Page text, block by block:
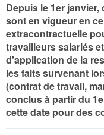
Depuis le 1er
sont en vigueur en
extracontractuelle
travailleurs salariés
d'application de la
les faits survenant
(contrat de travail,
conclus à partir du
cette date pour des